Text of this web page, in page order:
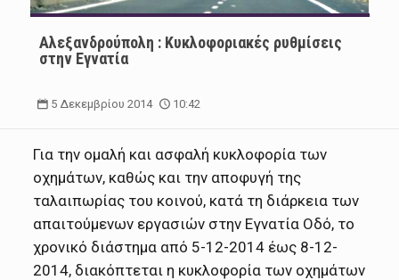
Αλεξανδρούπολη : Κυκλοφοριακές ρυθμίσεις
στην Εγνατία
5 Δεκεμβρίου 2014 10:42
Για την ομαλή και ασφαλή κυκλοφορία των
οχημάτων, καθώς και την αποφυγή της
ταλαιπωρίας του κοινού, κατά τη διάρκεια των
απαιτούμενων εργασιών στην Εγνατία Οδό, το
χρονικό διάστημα από 5-12-2014 έως 8-12-
2014, διακόπτεται η κυκλοφορία των οχημάτων